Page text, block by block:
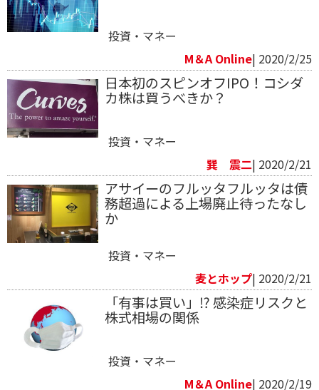
投資・マネー
M＆A Online| 2020/2/25
日本初のスピンオフIPO！コシダ
カ株は買うべきか？
投資・マネー
巽 震二| 2020/2/21
アサイーのフルッタフルッタは債
務超過による上場廃止待ったなし
か
投資・マネー
麦とホップ| 2020/2/21
「有事は買い」⁉ 感染症リスクと
株式相場の関係
投資・マネー
M＆A Online| 2020/2/19